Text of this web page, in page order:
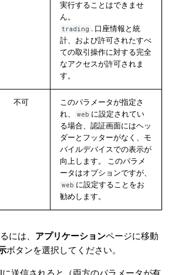
実行することはできませ
ん。
trading . 口座情報と統
計、および許可されたすべ
ての取引操作に対する完全
なアクセスが許可されま
す。
不可
このパラメータが指定さ
れ、
web に設定されてい
る場合、認証画面にはヘッ
ダーとフッターがなく、モ
バイルデバイスでの表示が
向上します。 このパラメ
ータはオプションですが、
web に設定することをお
勧めします。
には、 アプリケーションページに移動
ボタンを選択してください。